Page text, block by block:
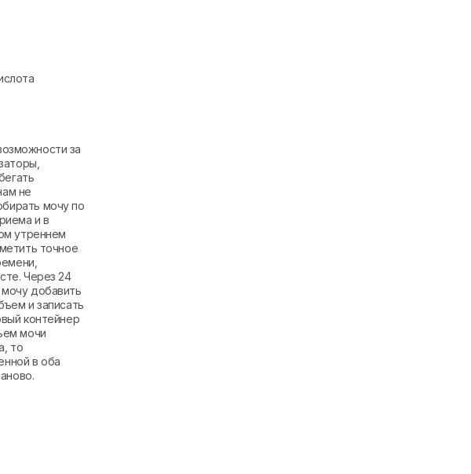
за
не
мочу по
и в
утреннем
точное
Через 24
добавить
и записать
контейнер
мочи
то
в оба